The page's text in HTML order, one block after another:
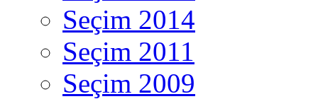
Seçim 2014
Seçim 2011
Seçim 2009